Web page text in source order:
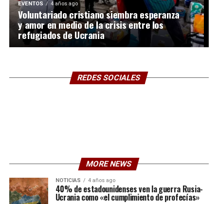
EVENTOS 4 años ago
Voluntariado cristiano siembra esperanza
y amor en medio de la crisis entre los
refugiados de Ucrania
REDES SOCIALES
MORE NEWS
NOTICIAS 4 años ago
40% de estadounidenses ven la guerra Rusia-
Ucrania como «el cumplimiento de profecías»